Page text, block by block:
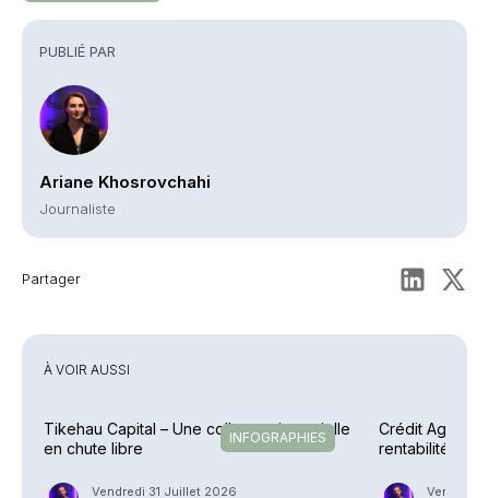
PUBLIÉ PAR
Ariane Khosrovchahi
Journaliste
Partager
À VOIR AUSSI
INFOGRAPHIES
Tikehau Capital – Une collecte trimestrielle
en chute libre
Vendredi 31 Juillet 2026
Crédit
rentabilité en
Vendredi